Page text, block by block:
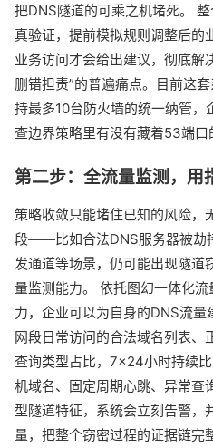
把DNS隧道的可乘之机堵死。
真验证，提前模拟规则调整后的
业务访问才会给出建议，彻底解
删错担责”的普遍痛点。目前这
持最多10台防火墙的统一纳管，
查边界策略里有没有藏着53端口
第二步：全流量监测，用
策略收敛只能堵住已知的风险，
段——比如合法DNS服务器被劫
发通道等场景，仍可能出现隧道
量监测能力。 依托图幻一体化
力，企业可以为自身的DNS流
网段日常访问的合法域名列表、
查询类型占比，7×24小时持续
机域名、固定周期心跳、异常查
型隧道特征，系统会立刻告警，
量，把整个窃密过程的证据链完